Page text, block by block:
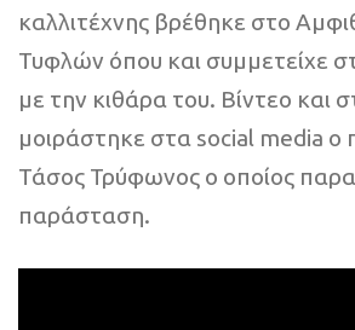
καλλιτέχνης βρέθηκε στο
Τυφλών όπου και συμμετείχε
με την κιθάρα του. Βίντεο και
μοιράστηκε στα social media ο
Τάσος Τρύφωνος ο οποίος
παράσταση.